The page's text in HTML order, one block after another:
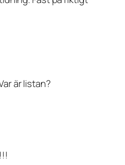
är listan?